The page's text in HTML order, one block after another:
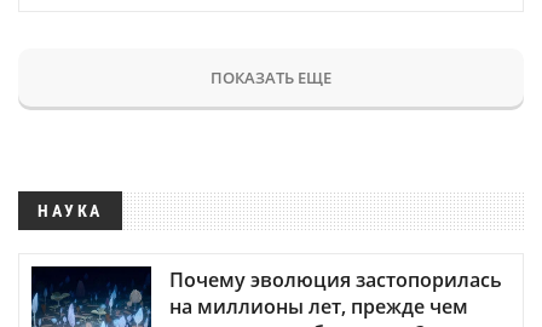
ПОКАЗАТЬ ЕЩЕ
НАУКА
Почему эволюция застопорилась
на миллионы лет, прежде чем